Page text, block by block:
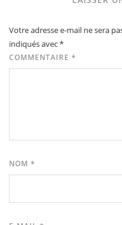
Votre adresse e-mail ne sera
indiqués avec*
COMMENTAIRE *
NOM *